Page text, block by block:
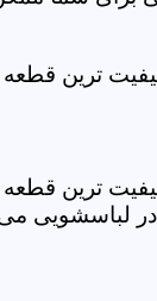
ترین
ترین